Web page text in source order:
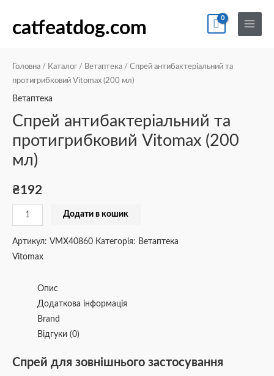
catfeatdog.com
Main
Menu
Головна / Каталог / Ветаптека / Спрей антибактеріальний та
протигрибковий Vitomax (200 мл)
Ветаптека
Спрей антибактеріальний та
протигрибковий Vitomax (200
мл)
₴192
Спрей
антибактеріальний
протигрибковий
Vitomax
(200
кількість
Додати в кошик
Артикул: VMX40860 Категорія: Ветаптека
Vitomax
Опис
Додаткова інформація
Brand
Відгуки (0)
Спрей для зовнішнього застосування